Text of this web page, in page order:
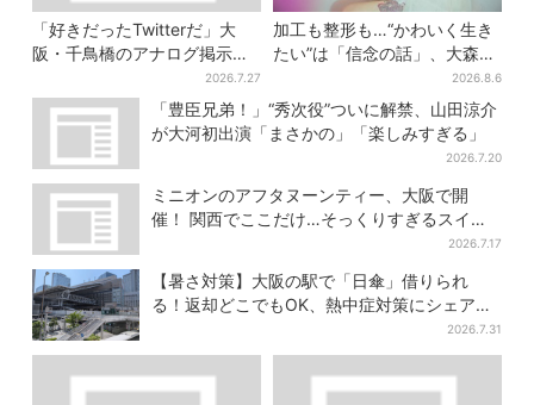
「好きだったTwitterだ」大
阪・千鳥橋のアナログ掲示板
が話題、かつて駅にあった“伝
言板”がモデルに
2026.7.27
加工も整形も…“かわいく生き
たい”は「信念の話」、大森靖
2026.8.6
「豊臣兄弟！」“秀次役”ついに解禁、山田涼介
が大河初出演「まさかの」「楽しみすぎる」
2026.7.20
ミニオンのアフタヌーンティー、大阪で開
催！ 関西でここだけ…そっくりすぎるスイー
2026.7.17
【暑さ対策】大阪の駅で「日傘」借りられ
る！返却どこでもOK、熱中症対策にシェアサ
2026.7.31